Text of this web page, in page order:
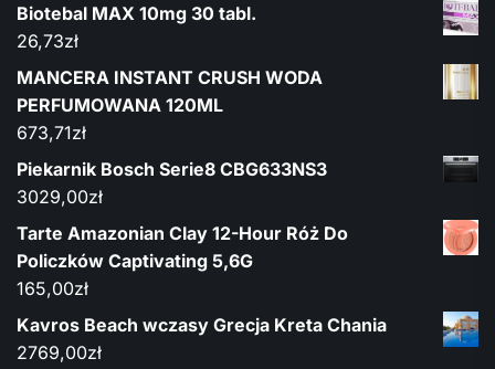
Biotebal MAX 10mg 30 tabl.
26,73zł
MANCERA INSTANT CRUSH WODA
PERFUMOWANA 120ML
673,71zł
Piekarnik Bosch Serie8 CBG633NS3
3029,00zł
Tarte Amazonian Clay 12-Hour Róż Do
Policzków Captivating 5,6G
165,00zł
Kavros Beach wczasy Grecja Kreta Chania
2769,00zł